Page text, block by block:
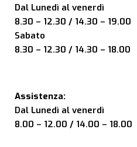
Dal Lunedì al venerdì
8.30 – 12.30 / 14.30 – 19.00
Sabato
8.30 – 12.30 / 14.30 – 18.00
Assistenza:
Dal Lunedì al venerdì
8.00 – 12.00 / 14.00 – 18.00